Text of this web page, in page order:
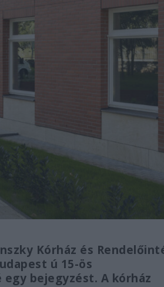
Kórház és
ú 15-ös
bejegyzést. A kórház